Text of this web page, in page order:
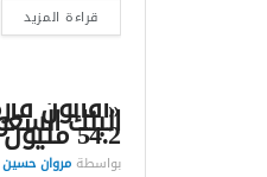
قراءة المزيد
«أفالون
البنك
54.2 مليون ريال
بواسطة مروان حسين